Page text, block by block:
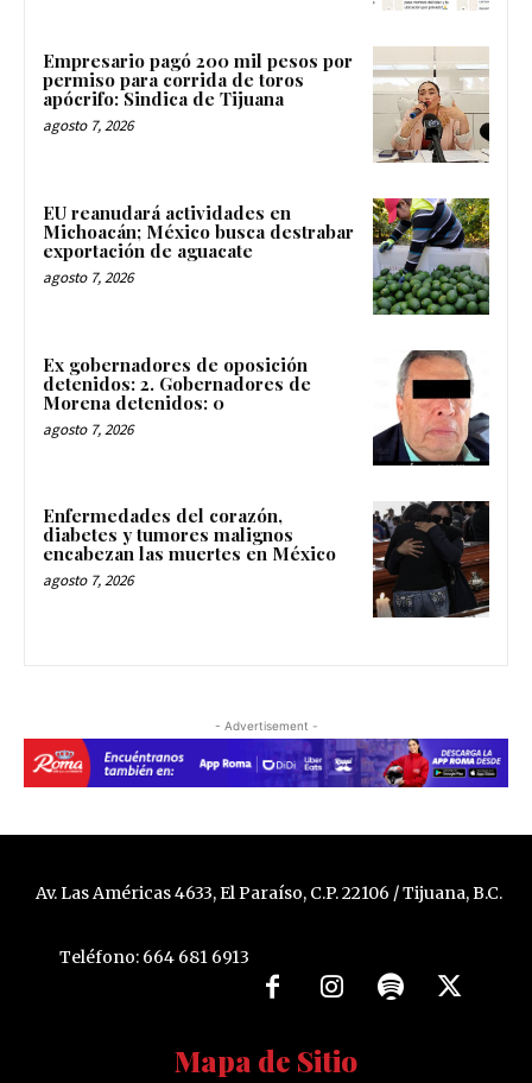
Empresario pagó 200 mil pesos por
permiso para corrida de toros
apócrifo: Sindica de Tijuana
agosto 7, 2026
EU reanudará actividades en
Michoacán; México busca destrabar
exportación de aguacate
agosto 7, 2026
Ex gobernadores de oposición
detenidos: 2. Gobernadores de
Morena detenidos: 0
agosto 7, 2026
Enfermedades del corazón,
diabetes y tumores malignos
encabezan las muertes en México
agosto 7, 2026
- Advertisement -
Av. Las Américas 4633, El Paraíso, C.P. 22106 / Tijuana, B.C.
Teléfono: 664 681 6913
Mapa de Sitio